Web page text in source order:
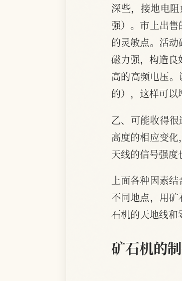
深些，接地电
强）。市上出
的灵敏点。活
磁力强，构造良
高的高频电压
的），这样可以
乙、可能收得
高度的相应变
天线的信号强度
上面各种因素
不同地点，用
石机的天地线和
矿石机的